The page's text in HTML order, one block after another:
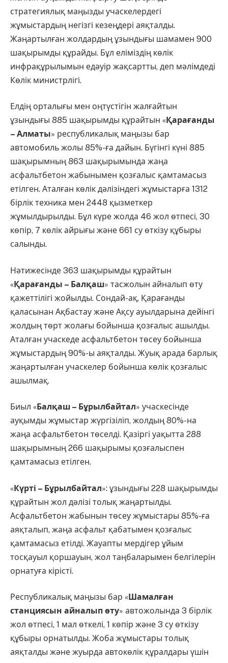
стратегиялық маңызды учаскелердегі
жұмыстардың негізгі кезеңдері аяқталды.
Жаңартылған жолдардың ұзындығы шамамен 900
шақырымды құрайды. Бұл еліміздің көлік
инфрақұрылымын едәуір жақсартты, деп мәлімдеді
Көлік министрлігі.
Елдің орталығы мен оңтүстігін жалғайтын
ұзындығы 885 шақырымды құрайтын « Қарағанды
– Алматы» республикалық маңызы бар
автомобиль жолы 85%-ға дайын. Бүгінгі күні 885
шақырымның 863 шақырымында жаңа
асфальтбетон жабынымен қозғалыс қамтамасыз
етілген. Аталған көлік дәлізіндегі жұмыстарға 1312
бірлік техника мен 2448 қызметкер
жұмылдырылды. Бұл күре жолда 46 жол өтпесі, 30
көпір, 7 көлік айрығы және 661 су өткізу құбыры
салынды.
Нәтижесінде 363 шақырымды құрайтын
«Қарағанды – Балқаш» тасжолын айналып өту
қажеттілігі жойылды. Сондай-ақ, Қарағанды
қаласынан Ақбастау және Ақсу ауылдарына дейінгі
жолдың төрт жолағы бойынша қозғалыс ашылды.
Аталған учаскеде асфальтбетон төсеу бойынша
жұмыстардың 90%-ы аяқталды. Жуық арада барлық
жаңартылған учаскелер бойынша көлік қозғалыс
ашылмақ.
Биыл «Балқаш – Бұрылбайтал» учаскесінде
ауқымды жұмыстар жүргізіліп, жолдың 80%-на
жаңа асфальтбетон төселді. Қазіргі уақытта 288
шақырымның 266 шақырымы қозғалыспен
қамтамасыз етілген.
«Күрті – Бұрылбайтал»: ұзындығы 228 шақырымды
құрайтын жол дәлізі толық жаңартылды.
Асфальтбетон жабынын төсеу жұмыстары 85%-ға
аяқталып, жаңа асфальт қабатымен қозғалыс
қамтамасыз етілді. Жауапты мердігер ұйым
тосқауыл қоршауын, жол таңбаларымен белгілерін
орнатуға кірісті.
Республикалық маңызы бар «Шамалған
станциясын айналып өту» автожолында 3 бірлік
жол өтпесі, 1 мал өткелі, 1 көпір және 3 су өткізу
құбыры орнатылды. Жоба жұмыстары толық
аяқталды және жуырда автокөлік құралдары үшін